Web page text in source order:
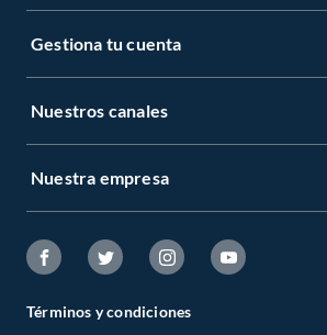
Gestiona tu cuenta
Nuestros canales
Nuestra empresa
Términos y condiciones